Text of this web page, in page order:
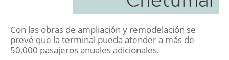
Con las obras de ampliación y remodelación se
prevé que la terminal pueda atender a más de
50,000 pasajeros anuales adicionales.